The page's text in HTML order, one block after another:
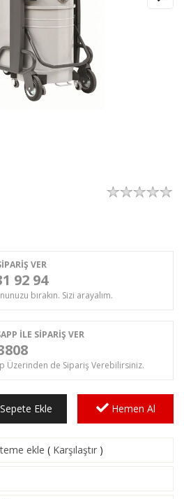
VER
92 94
bırakın. Sizi arayalım.
İLE SİPARİŞ VER
Üzerinden de Sipariş Verebilirsiniz.
Ekle Hemen Al
ekle ( Karşılaştır )